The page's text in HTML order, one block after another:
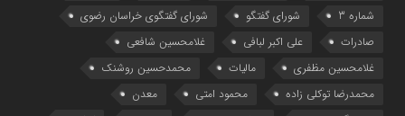
شماره 3
شورای گفتگو
شورای گفتگوی خراسان رضوی
صادرات
علی اکبر لبافی
غلامحسین شافعی
غلامحسین مظفری
مالیات
محمدحسین روشنک
محمدرضا توکلی زاده
محمود امتی
معدن